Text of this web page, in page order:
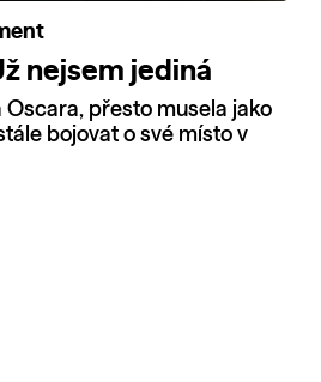
nejsem jediná
přesto musela jako
bojovat o své místo v